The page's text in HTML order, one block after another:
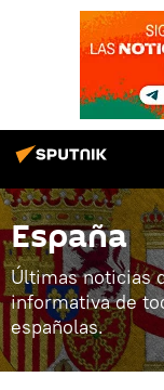
España
Últimas noticias
informativa de
españolas.